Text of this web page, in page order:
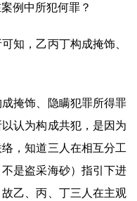
例中所犯何罪？
知，乙丙丁构成掩饰、
掩饰、隐瞒犯罪所得罪
认为构成共犯，是因为
，知道三人在相互分工
是盗采海砂）指引下进
乙、丙、丁三人在主观